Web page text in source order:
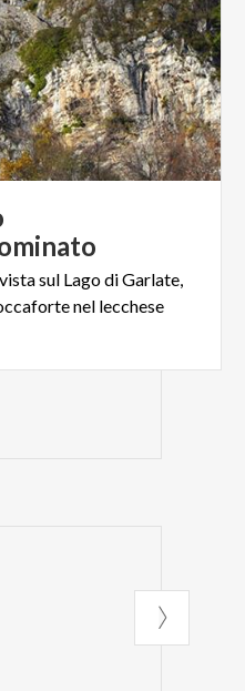
vistasul LagodiGarlate,
nel lecchese